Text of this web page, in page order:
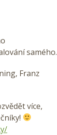
samého.
Franz
více,